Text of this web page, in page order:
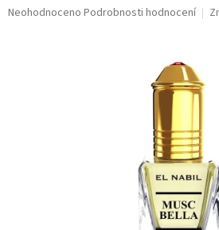
Průměrné
Neohodnoceno Podrobnosti hodnocení